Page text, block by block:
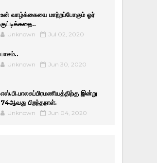
உன் வாழ்க்கையை மாற்றப்போகும் ஓர்
குட்டிக்கதை..
Unknown Jul 02, 2020
பாசம்..
Unknown Jun 30, 2020
எஸ்.பி.பாலசுப்பிரமணியத்திற்கு இன்று
74ஆவது பிறந்தநாள்.
Unknown Jun 04, 2020